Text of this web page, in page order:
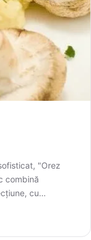
CAUTA
"Orez
combină
cu…